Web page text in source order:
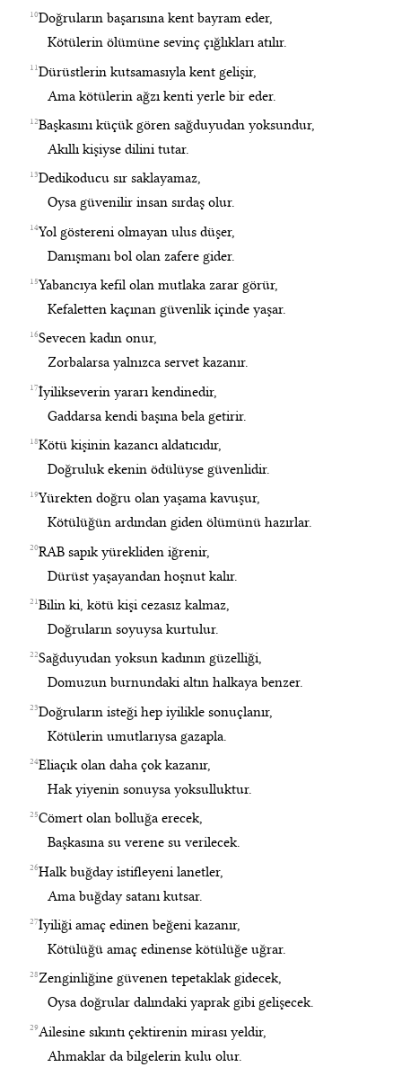
10Doğruların başarısına kent bayram eder,
Kötülerin ölümüne sevinç çığlıkları atılır.
11Dürüstlerin kutsamasıyla kent gelişir,
Ama kötülerin ağzı kenti yerle bir eder.
12Başkasını küçük gören sağduyudan yoksundur,
Akıllı kişiyse dilini tutar.
13Dedikoducu sır saklayamaz,
Oysa güvenilir insan sırdaş olur.
14Yol göstereni olmayan ulus düşer,
Danışmanı bol olan zafere gider.
15Yabancıya kefil olan mutlaka zarar görür,
Kefaletten kaçınan güvenlik içinde yaşar.
16Sevecen kadın onur,
Zorbalarsa yalnızca servet kazanır.
17İyilikseverin yararı kendinedir,
Gaddarsa kendi başına bela getirir.
18Kötü kişinin kazancı aldatıcıdır,
Doğruluk ekenin ödülüyse güvenlidir.
19Yürekten doğru olan yaşama kavuşur,
Kötülüğün ardından giden ölümünü hazırlar.
20RAB sapık yürekliden iğrenir,
Dürüst yaşayandan hoşnut kalır.
21Bilin ki, kötü kişi cezasız kalmaz,
Doğruların soyuysa kurtulur.
22Sağduyudan yoksun kadının güzelliği,
Domuzun burnundaki altın halkaya benzer.
23Doğruların isteği hep iyilikle sonuçlanır,
Kötülerin umutlarıysa gazapla.
24Eliaçık olan daha çok kazanır,
Hak yiyenin sonuysa yoksulluktur.
25Cömert olan bolluğa erecek,
Başkasına su verene su verilecek.
26Halk buğday istifleyeni lanetler,
Ama buğday satanı kutsar.
27İyiliği amaç edinen beğeni kazanır,
Kötülüğü amaç edinense kötülüğe uğrar.
28Zenginliğine güvenen tepetaklak gidecek,
Oysa doğrular dalındaki yaprak gibi gelişecek.
29Ailesine sıkıntı çektirenin mirası yeldir,
Ahmaklar da bilgelerin kulu olur.